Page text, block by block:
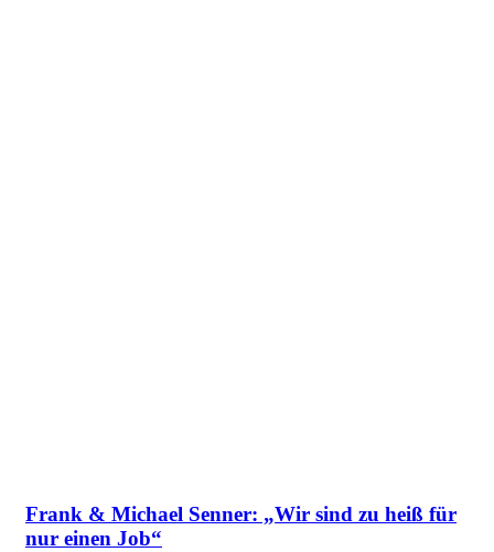
Frank & Michael Senner: „Wir sind zu heiß für
nur einen Job“